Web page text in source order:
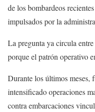
de los bombardeos
impulsados por la
La pregunta ya circula
porque el patrón operativo
Durante los últimos meses,
intensificado operaciones
contra embarcaciones